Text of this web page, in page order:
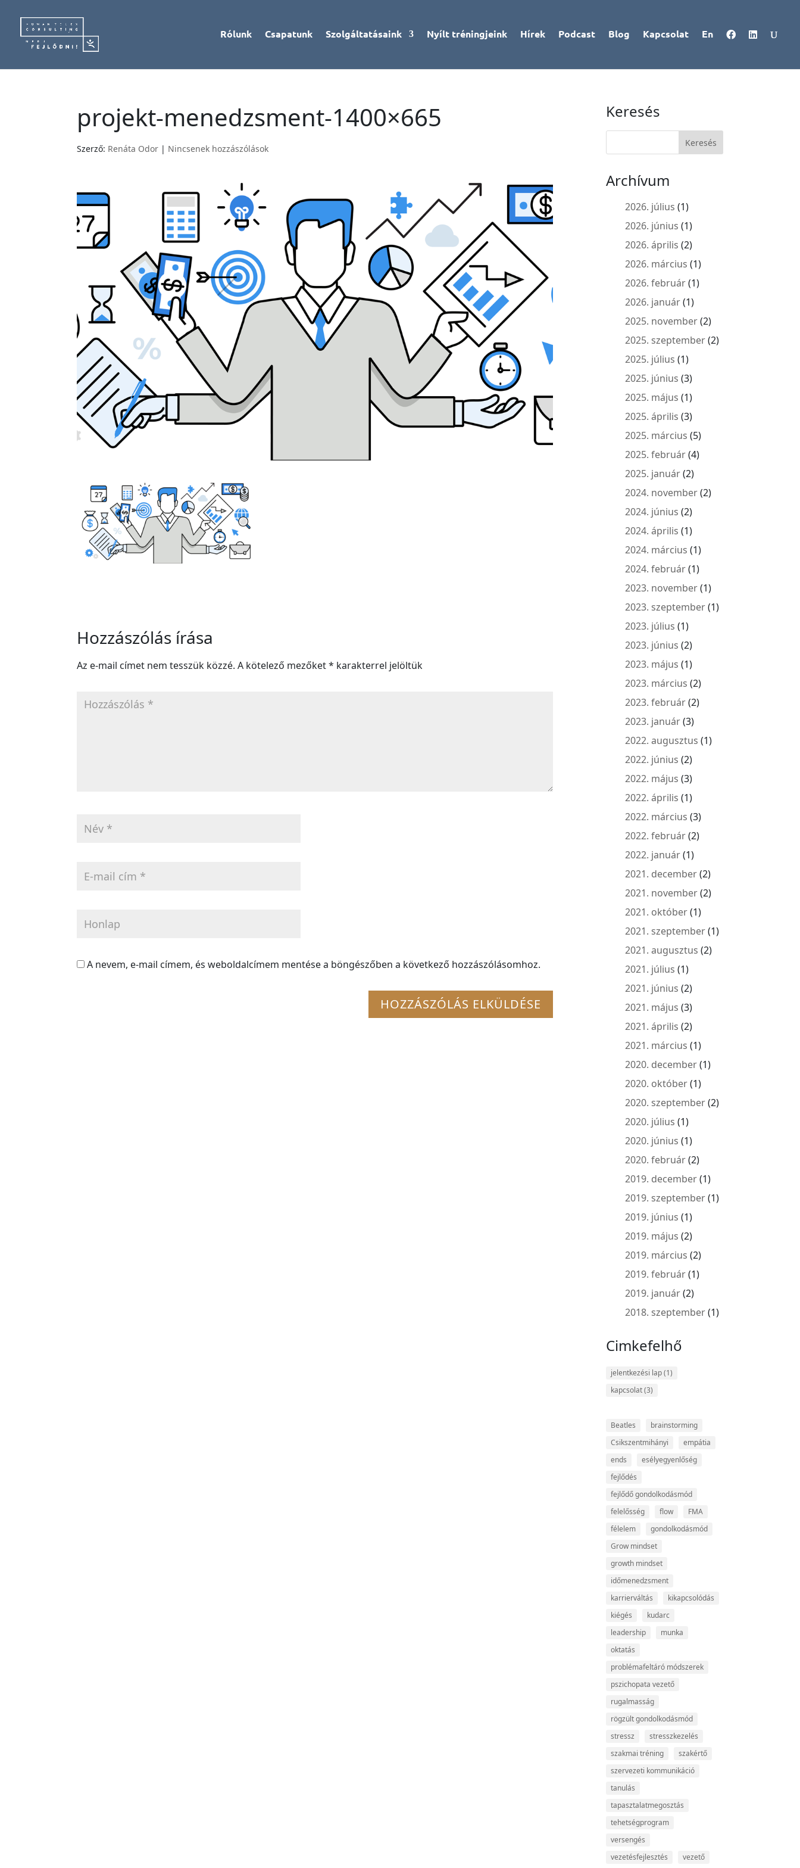
Rólunk Csapatunk Szolgáltatásaink Nyílt tréningjeink Hírek Podcast Blog Kapcsolat En
projekt-menedzsment-1400×665
Szerző: Renáta Odor | Nincsenek hozzászólások
Hozzászólás írása
Az e-mail címet nem tesszük közzé. A kötelező mezőket* karakterrel jelöltük
A nevem, e-mail címem, és weboldalcímem mentése a böngészőben a következő hozzászólásomhoz.
Keresés
Archívum
2026. július (1)
2026. június (1)
2026. április (2)
2026. március (1)
2026. február(1)
2026. január(1)
2025. november(2)
2025. szeptember(2)
2025. július (1)
2025. június (3)
2025. május (1)
2025. április (3)
2025. március (5)
2025. február(4)
2025. január(2)
2024. november(2)
2024. június (2)
2024. április (1)
2024. március (1)
2024. február(1)
2023. november(1)
2023. szeptember(1)
2023. július (1)
2023. június (2)
2023. május (1)
2023. március (2)
2023. február(2)
2023. január(3)
2022. augusztus (1)
2022. június (2)
2022. május (3)
2022. április (1)
2022. március (3)
2022. február(2)
2022. január(1)
2021. december(2)
2021. november(2)
2021. október(1)
2021. szeptember(1)
2021. augusztus (2)
2021. július (1)
2021. június (2)
2021. május (3)
2021. április (2)
2021. március (1)
2020. december(1)
2020. október(1)
2020. szeptember(2)
2020. július (1)
2020. június (1)
2020. február(2)
2019. december(1)
2019. szeptember(1)
2019. június (1)
2019. május (2)
2019. március (2)
2019. február(1)
2019. január(2)
2018. szeptember(1)
Cimkefelhő
jelentkezési lap(1)
kapcsolat(3)
Beatles
brainstorming
Csikszentmihányi
empátia
ends
esélyegyenlőség
fejlődés
fejlődő gondolkodásmód
felelősség
flow
FMA
félelem
gondolkodásmód
Grow mindset
growth mindset
időmenedzsment
karrierváltás
kikapcsolódás
kiégés
kudarc
leadership
munka
oktatás
problémafeltáró módszerek
pszichopata vezető
rugalmasság
rögzült gondolkodásmód
stressz
stresszkezelés
szakmai tréning
szakértő
szervezeti kommunikáció
tanulás
tapasztalatmegosztás
tehetségprogram
versengés
vezetésfejlesztés
vezető